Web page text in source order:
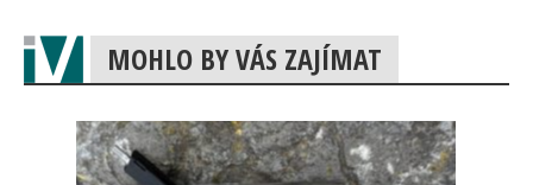
MOHLO BY VÁS ZAJÍMAT